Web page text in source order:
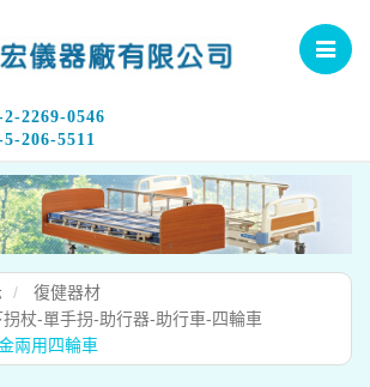
Toggle
2-2269-0546
5-206-5511
復健器材
杖-單手拐-助行器-助行車-四輪車
兩用四輪車